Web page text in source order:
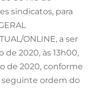
sindicatos, para
ONLINE, a ser
de 2020, às 13h00,
de 2020, conforme
ordem do